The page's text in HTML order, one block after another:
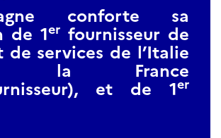
conforte sa
de 1er fournisseur de
de services de l’Italie
la France
et de 1er